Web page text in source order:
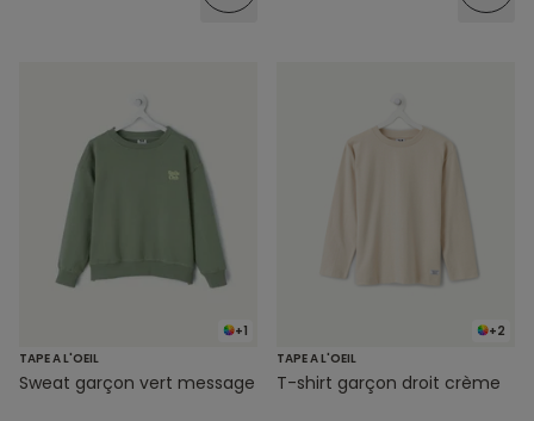
+1
TAPE A L'OEIL
Sweat garçon vert message
+2
TAPE A L'OEIL
T-shirt garçon droit crème